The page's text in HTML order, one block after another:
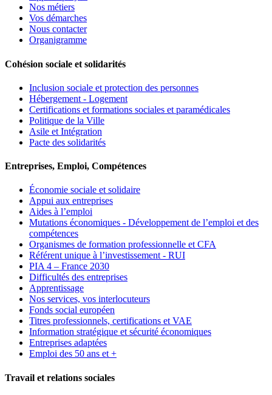
Nos métiers
Vos démarches
Nous contacter
Organigramme
Cohésion sociale et solidarités
Inclusion sociale et protection des personnes
Hébergement - Logement
Certifications et formations sociales et paramédicales
Politique de la Ville
Asile et Intégration
Pacte des solidarités
Entreprises, Emploi, Compétences
Économie sociale et solidaire
Appui aux entreprises
Aides à l’emploi
Mutations économiques - Développement de l’emploi et des
compétences
Organismes de formation professionnelle et CFA
Référent unique à l’investissement - RUI
PIA 4 – France 2030
Difficultés des entreprises
Apprentissage
Nos services, vos interlocuteurs
Fonds social européen
Titres professionnels, certifications et VAE
Information stratégique et sécurité économiques
Entreprises adaptées
Emploi des 50 ans et +
Travail et relations sociales